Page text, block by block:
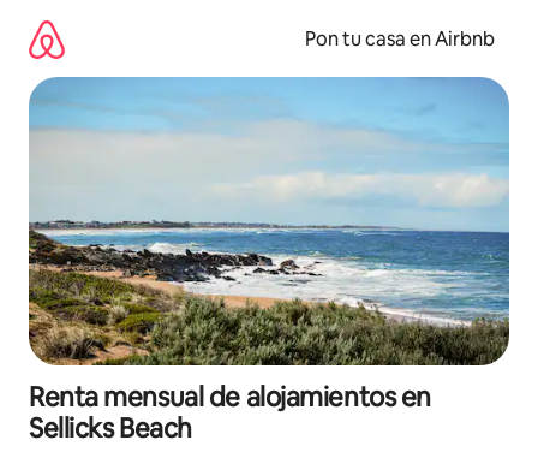
contenido
Pon tu casa en Airbnb
Renta mensual de alojamientos en
Sellicks Beach